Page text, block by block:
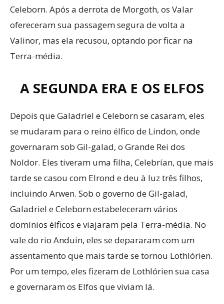
Celeborn. Após a derrota de Morgoth, os Valar
ofereceram sua passagem segura de volta a
Valinor, mas ela recusou, optando por ficar na
Terra-média.
A SEGUNDA ERA E OS ELFOS
Depois que Galadriel e Celeborn se casaram, eles
se mudaram para o reino élfico de Lindon, onde
governaram sob Gil-galad, o Grande Rei dos
Noldor. Eles tiveram uma filha, Celebrían, que mais
tarde se casou com Elrond e deu à luz três filhos,
incluindo Arwen. Sob o governo de Gil-galad,
Galadriel e Celeborn estabeleceram vários
domínios élficos e viajaram pela Terra-média. No
vale do rio Anduin, eles se depararam com um
assentamento que mais tarde se tornou Lothlórien.
Por um tempo, eles fizeram de Lothlórien sua casa
e governaram os Elfos que viviam lá.